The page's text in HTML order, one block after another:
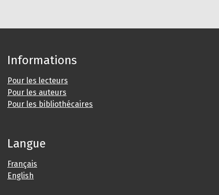
Informations
Pour les lecteurs
Pour les auteurs
Pour les bibliothécaires
Langue
Français
English